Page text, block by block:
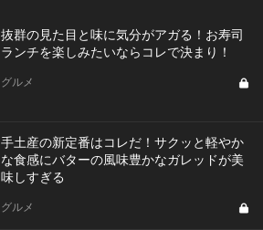
抜群の見た目と味に気分がアガる！お寿司
ランチを楽しみたいならコレで決まり！
グルメ
手土産の新定番はコレだ！サクッと軽やか
な食感にバターの風味豊かなガレッドが美
味しすぎる
グルメ